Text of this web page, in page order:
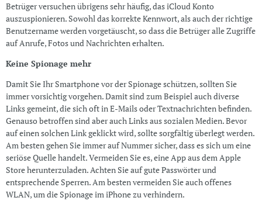
Betrüger versuchen übrigens sehr häufig, das iCloud Konto
auszuspionieren. Sowohl das korrekte Kennwort, als auch der richtige
Benutzername werden vorgetäuscht, so dass die Betrüger alle Zugriffe
auf Anrufe, Fotos und Nachrichten erhalten.
Keine Spionage mehr
Damit Sie Ihr Smartphone vor der Spionage schützen, sollten Sie
immer vorsichtig vorgehen. Damit sind zum Beispiel auch diverse
Links gemeint, die sich oft in E-Mails oder Textnachrichten befinden.
Genauso betroffen sind aber auch Links aus sozialen Medien. Bevor
auf einen solchen Link geklickt wird, sollte sorgfältig überlegt werden.
Am besten gehen Sie immer auf Nummer sicher, dass es sich um eine
seriöse Quelle handelt. Vermeiden Sie es, eine App aus dem Apple
Store herunterzuladen. Achten Sie auf gute Passwörter und
entsprechende Sperren. Am besten vermeiden Sie auch offenes
WLAN, um die Spionage im iPhone zu verhindern.